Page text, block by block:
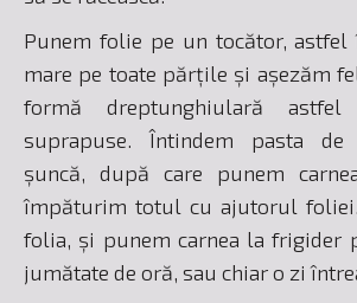
Punem folie pe un tocător, astfel
mare pe toate părțile și așezăm
formă dreptunghiulară
suprapuse. Întindem pasta de
șuncă, după care punem
împăturim totul cu ajutorul
folia, și punem carnea la frigider
jumătate de oră, sau chiar o zi